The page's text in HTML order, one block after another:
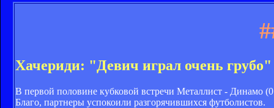
Хачериди: "Девич играл очень грубо"
В первой половине кубковой встречи Металлист - Динамо
Благо, партнеры успокоили разгорячившихся футболистов.